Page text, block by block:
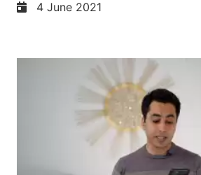
4 June 2021